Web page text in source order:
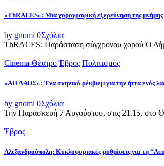
«ThRACES»: Μια χορογραφική εξερεύνηση της
by gnomi 0Σχόλια
ThRACES: Παράσταση σύγχρονου χορού Ο
Cinema-Θέατρο Έβρος Πολιτισμός
«ΑΗ ΛΑΟΣ»: Ένα σκηνικό ρέκβιεμ για την ήττα ενός
by gnomi 0Σχόλια
Την Παρασκευή 7 Αυγούστου, στις 21.15, στο
Έβρος
Αλεξανδρούπολη: Κυκλοφοριακές ρυθμίσεις για τη